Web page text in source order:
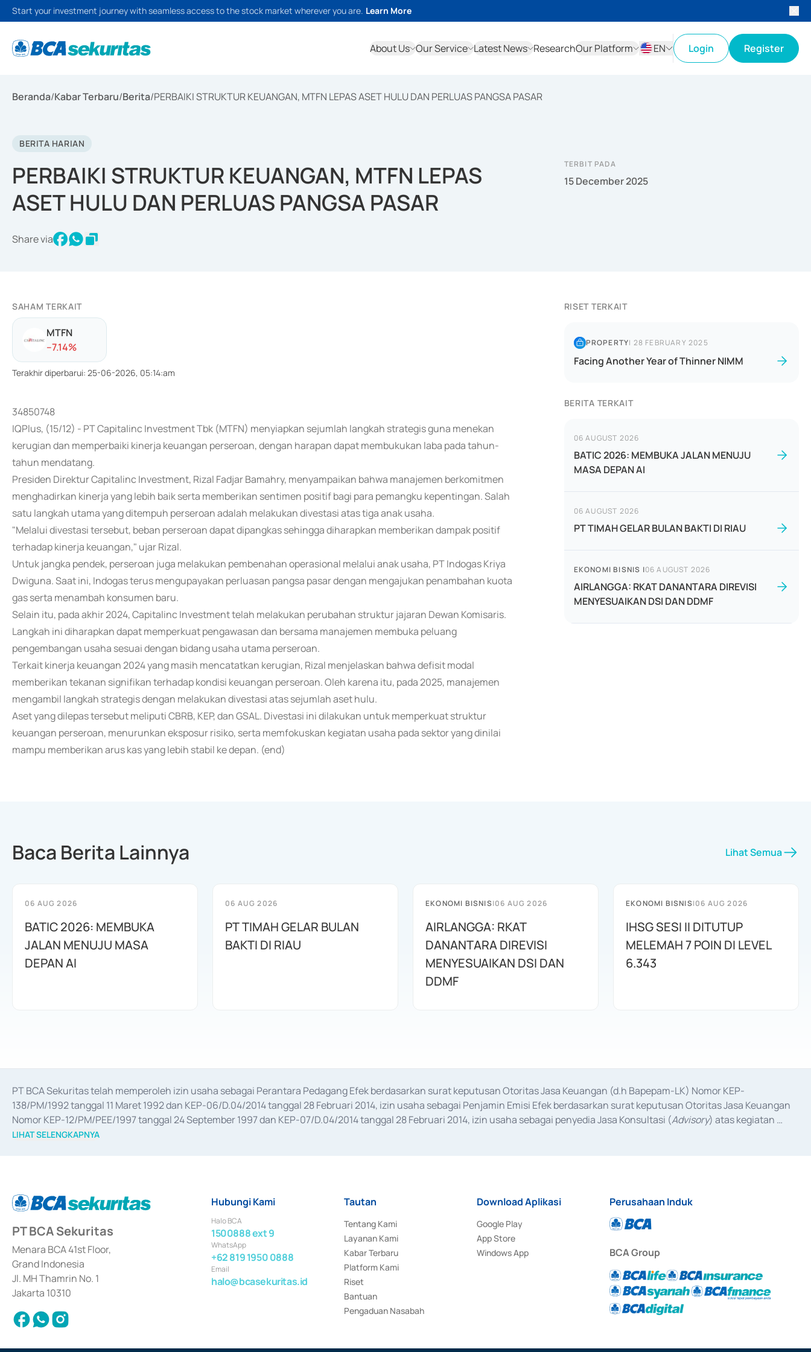
Start your investment journey with seamless access to the stock market wherever you are. Learn More
About Us Our Service Latest News ResearchOur Platform
EN
Login Register
Beranda/Kabar Terbaru/Berita/PERBAIKI STRUKTUR KEUANGAN, MTFN LEPAS ASET HULU DAN PERLUAS PANGSA PASAR
BERITA HARIAN
PERBAIKI STRUKTUR KEUANGAN, MTFN LEPAS
ASET HULU DAN PERLUAS PANGSA PASAR
Share via
TERBIT PADA
15 December 2025
SAHAM TERKAIT
MTFN
--7.14%
Terakhir diperbarui: 25-06-2026, 05:14:am
34850748
IQPlus, (15/12) - PT Capitalinc Investment Tbk (MTFN) menyiapkan sejumlah langkah strategis guna menekan
kerugian dan memperbaiki kinerja keuangan perseroan, dengan harapan dapat membukukan laba pada tahun-
tahun mendatang.
Presiden Direktur Capitalinc Investment, Rizal Fadjar Bamahry, menyampaikan bahwa manajemen berkomitmen
menghadirkan kinerja yang lebih baik serta memberikan sentimen positif bagi para pemangku kepentingan. Salah
satu langkah utama yang ditempuh perseroan adalah melakukan divestasi atas tiga anak usaha.
"Melalui divestasi tersebut, beban perseroan dapat dipangkas sehingga diharapkan memberikan dampak positif
terhadap kinerja keuangan," ujar Rizal.
Untuk jangka pendek, perseroan juga melakukan pembenahan operasional melalui anak usaha, PT Indogas Kriya
Dwiguna. Saat ini, Indogas terus mengupayakan perluasan pangsa pasar dengan mengajukan penambahan kuota
gas serta menambah konsumen baru.
Selain itu, pada akhir 2024, Capitalinc Investment telah melakukan perubahan struktur jajaran Dewan Komisaris.
Langkah ini diharapkan dapat memperkuat pengawasan dan bersama manajemen membuka peluang
pengembangan usaha sesuai dengan bidang usaha utama perseroan.
Terkait kinerja keuangan 2024 yang masih mencatatkan kerugian, Rizal menjelaskan bahwa defisit modal
memberikan tekanan signifikan terhadap kondisi keuangan perseroan. Oleh karena itu, pada 2025, manajemen
mengambil langkah strategis dengan melakukan divestasi atas sejumlah aset hulu.
Aset yang dilepas tersebut meliputi CBRB, KEP, dan GSAL. Divestasi ini dilakukan untuk memperkuat struktur
keuangan perseroan, menurunkan eksposur risiko, serta memfokuskan kegiatan usaha pada sektor yang dinilai
mampu memberikan arus kas yang lebih stabil ke depan. (end)
RISET TERKAIT
PROPERTY| 28 FEBRUARY 2025
Facing Another Year of Thinner NIMM
BERITA TERKAIT
06 AUGUST 2026
BATIC 2026: MEMBUKA JALAN MENUJU
MASA DEPAN AI
06 AUGUST 2026
PT TIMAH GELAR BULAN BAKTI DI RIAU
EKONOMI BISNIS |06 AUGUST 2026
AIRLANGGA: RKAT DANANTARA DIREVISI
MENYESUAIKAN DSI DAN DDMF
Baca Berita Lainnya Lihat Semua
06 AUG 2026
BATIC 2026: MEMBUKA
JALAN MENUJU MASA
DEPAN AI
06 AUG 2026
PT TIMAH GELAR BULAN
BAKTI DI RIAU
EKONOMI BISNIS|06 AUG 2026
AIRLANGGA: RKAT
DANANTARA DIREVISI
MENYESUAIKAN DSI DAN
DDMF
EKONOMI BISNIS|06 AUG 2026
IHSG SESI II DITUTUP
MELEMAH 7 POIN DI LEVEL
6.343
PT BCA Sekuritas telah memperoleh izin usaha sebagai Perantara Pedagang Efek berdasarkan surat keputusan Otoritas Jasa Keuangan (d.h Bapepam-LK) Nomor KEP-
138/PM/1992 tanggal 11 Maret 1992 dan KEP-06/D.04/2014 tanggal 28 Februari 2014, izin usaha sebagai Penjamin Emisi Efek berdasarkan surat keputusan Otoritas Jasa Keuangan
Nomor KEP-12/PM/PEE/1997 tanggal 24 September 1997 dan KEP-07/D.04/2014 tanggal 28 Februari 2014, izin usaha sebagai penyedia Jasa Konsultasi (Advisory) atas kegiatan
merger, akuisisi, divestasi, dan
LIHAT SELENGKAPNYA
PT BCA Sekuritas
Menara BCA 41st Floor,
Grand Indonesia
Jl. MH Thamrin No. 1
Jakarta 10310
Hubungi Kami
Halo BCA
1500888 ext 9
WhatsApp
+62 819 1950 0888
Email
halo@bcasekuritas.id
Tautan
Tentang Kami
Layanan Kami
Kabar Terbaru
Platform Kami
Riset
Bantuan
Pengaduan Nasabah
Download Aplikasi
Google Play
App Store
Windows App
Perusahaan Induk
BCA Group